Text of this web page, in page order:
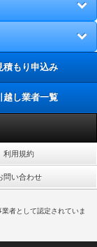
積もり申込み
越し業者一覧
利用規約
問い合わせ
者として認定されていま